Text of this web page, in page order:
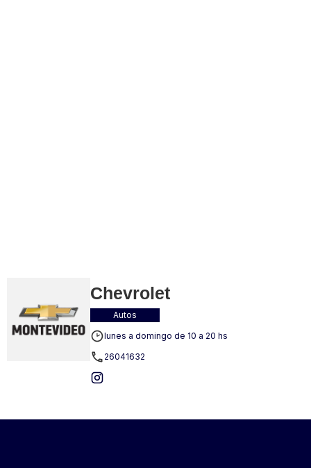
Chevrolet
Autos
lunes a domingo de 10 a 20 hs
26041632